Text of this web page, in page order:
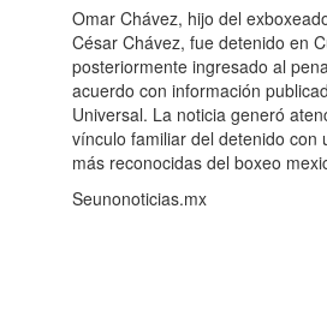
Omar Chávez, hijo del
César Chávez, fue detenido en
posteriormente ingresado al
acuerdo con información
Universal. La noticia generó
vínculo familiar del detenido con
más reconocidas del boxeo
Seunonoticias.mx